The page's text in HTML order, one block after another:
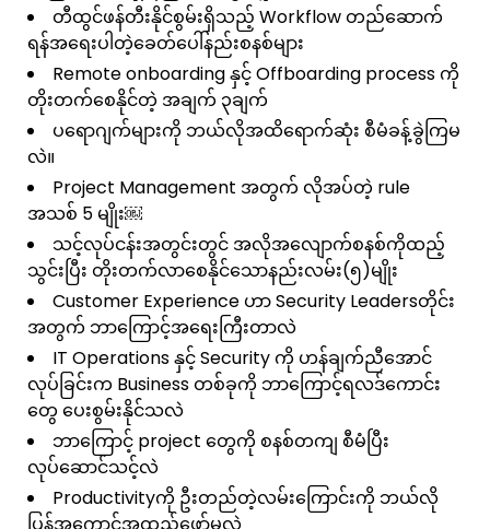
တီထွင်ဖန်တီးနိုင်စွမ်းရှိသည့် Workflow တည်ဆောက်
ရန်အရေးပါတဲ့ခေတ်ပေါ်နည်းစနစ်များ
Remote onboarding နှင့် Offboarding process ကို
တိုးတက်စေနိုင်တဲ့ အချက် ၃ချက်
ပရောဂျက်များကို ဘယ်လိုအထိရောက်ဆုံး စီမံခန့်ခွဲကြမ
လဲ။
Project Management အတွက် လိုအပ်တဲ့ rule
အသစ် 5 မျိုး￼
သင့်လုပ်ငန်းအတွင်းတွင် အလိုအလျောက်စနစ်ကိုထည့်
သွင်းပြီး တိုးတက်လာစေနိုင်သောနည်းလမ်း(၅)မျိုး
Customer Experience ဟာ Security Leadersတိုင်း
အတွက် ဘာကြောင့်အရေးကြီးတာလဲ
IT Operations နှင့် Security ကို ဟန်ချက်ညီအောင်
လုပ်ခြင်းက Business တစ်ခုကို ဘာကြောင့်ရလဒ်ကောင်း
တွေ ပေးစွမ်းနိုင်သလဲ
ဘာကြောင့် project တွေကို စနစ်တကျ စီမံပြီး
လုပ်ဆောင်သင့်လဲ
Productivityကို ဦးတည်တဲ့လမ်းကြောင်းကို ဘယ်လို